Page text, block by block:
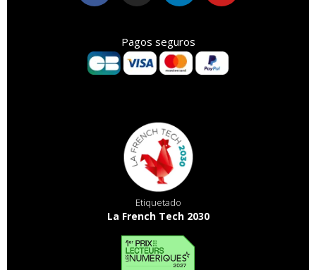
Pagos seguros
Etiquetado
La French Tech 2030